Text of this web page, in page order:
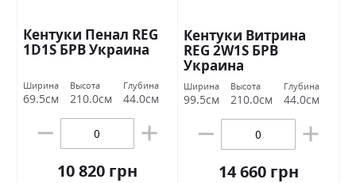
Кентуки Пенал REG
1D1S БРВ Украина
Ширина
69.5см
Высота
210.0см
Глубина
44.0см
10 820 грн
Кентуки Витрина
REG 2W1S БРВ
Украина
Ширина
99.5см
Высота
210.0см
Глубина
44.0см
14 660 грн